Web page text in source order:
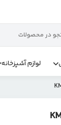
لوازم آشپزخانه